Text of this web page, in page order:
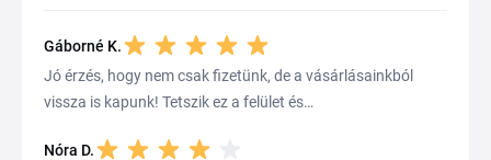
Gáborné K.
Jó érzés, hogy nem csak fizetünk, de a vásárlásainkból
vissza is kapunk! Tetszik ez a felület és…
Nóra D.